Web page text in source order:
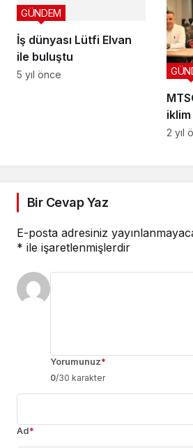
İş dünyası Lütfi Elvan
ile buluştu
GÜNDEM
5 yıl önce
2 yıl
Bir Cevap Yaz
E-posta adresiniz
* ile işaretlenmişlerdir
Yorumunuz*
0/30 karakter
Ad*